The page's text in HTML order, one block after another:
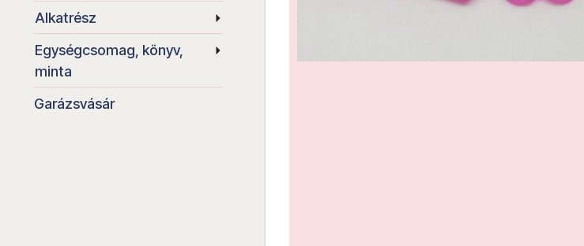
Alkatrész
Egységcsomag, könyv,
minta
Garázsvásár